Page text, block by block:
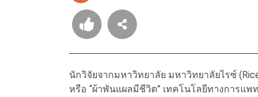
นักวิจัยจากมหาวิทยาลัย มหาวิทยาลัยไรซ์
หรือ “ผ้าพันแผลมีชีวิต” เทคโนโลยีทางการแ